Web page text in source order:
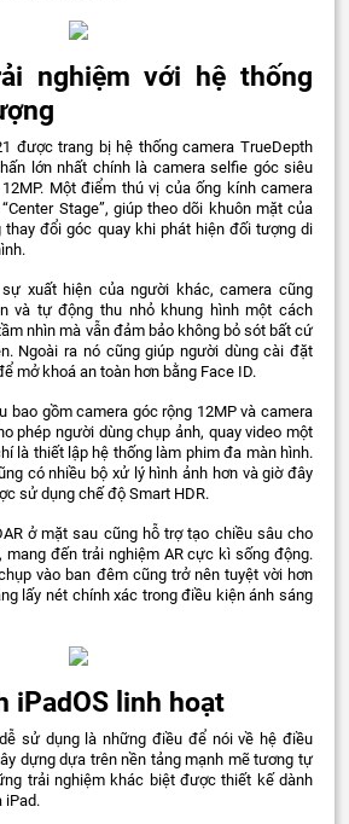
nghiệm với hệ thống
được trang bị hệ thống camera TrueDepth
lớn nhất chính là camera selfie góc siêu
Một điểm thú vị của ống kính camera
Stage”, giúp theo dõi khuôn mặt của
đổi góc quay khi phát hiện đối tượng di
xuất hiện của người khác, camera cũng
và tự động thu nhỏ khung hình một cách
nhìn mà vẫn đảm bảo không bỏ sót bất cứ
Ngoài ra nó cũng giúp người dùng cài đặt
mở khoá an toàn hơn bằng Face ID.
bao gồm camera góc rộng 12MP và camera
phép người dùng chụp ảnh, quay video một
là thiết lập hệ thống làm phim đa màn hình.
có nhiều bộ xử lý hình ảnh hơn và giờ đây
sử dụng chế độ Smart HDR.
ở mặt sau cũng hỗ trợ tạo chiều sâu cho
mang đến trải nghiệm AR cực kì sống động.
vào ban đêm cũng trở nên tuyệt vời hơn
lấy nét chính xác trong điều kiện ánh sáng
iPadOS linh hoạt
sử dụng là những điều để nói về hệ điều
dựng dựa trên nền tảng mạnh mẽ tương tự
trải nghiệm khác biệt được thiết kế dành
iPad.